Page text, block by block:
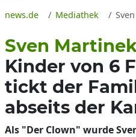
news.de Mediathek
Sven
Kinder von 6
tickt der
abseits der
Als "Der Clown" wurde